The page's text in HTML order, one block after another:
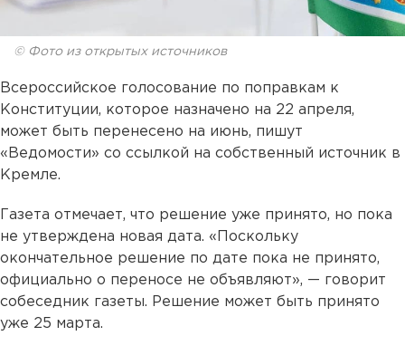
© Фото из открытых источников
Всероссийское голосование по поправкам к
Конституции, которое назначено на 22 апреля,
может быть перенесено на июнь, пишут
«Ведомости» со ссылкой на собственный источник в
Кремле.
Газета отмечает, что решение уже принято, но пока
не утверждена новая дата. «Поскольку
окончательное решение по дате пока не принято,
официально о переносе не объявляют», — говорит
собеседник газеты. Решение может быть принято
уже 25 марта.